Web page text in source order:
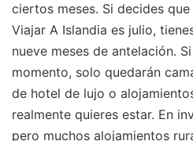
ciertos meses. Si decides
Viajar A Islandia es julio,
nueve meses de antelación.
momento, solo quedarán
de hotel de lujo o
realmente quieres estar. En
pero muchos alojamientos